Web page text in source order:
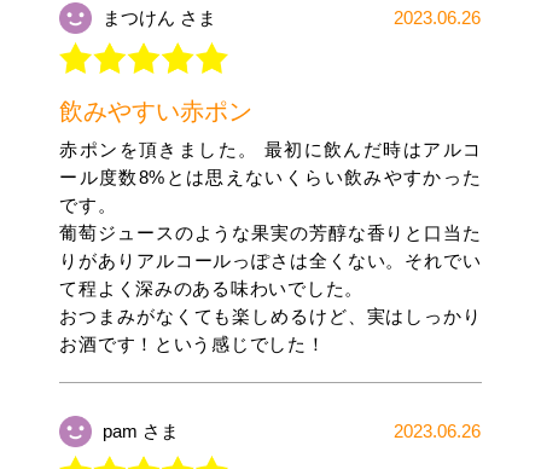
まつけん さま 2023.06.26
飲みやすい赤ポン
赤ポンを頂きました。 最初に飲んだ時はアルコ
ール度数8%とは思えないくらい飲みやすかった
です。
葡萄ジュースのような果実の芳醇な香りと口当た
りがありアルコールっぽさは全くない。それでい
て程よく深みのある味わいでした。
おつまみがなくても楽しめるけど、実はしっかり
お酒です！という感じでした！
pam さま 2023.06.26